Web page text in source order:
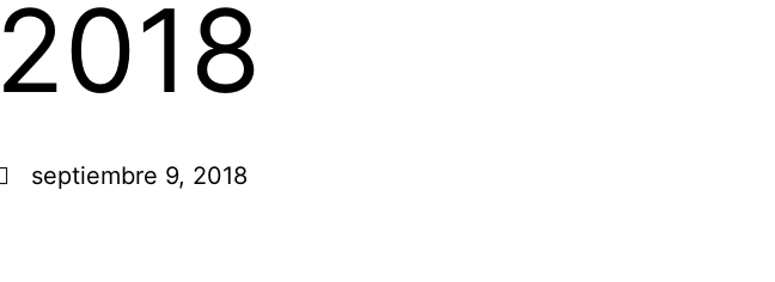
2018
septiembre 9, 2018